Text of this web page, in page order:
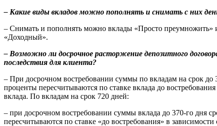
– Какие виды вкладов можно пополнять и снимать с них
– Снимать и пополнять можно вклады «Просто преумножить»
«Доходный».
– Возможно ли досрочное расторжение депозитного
последствия для клиента?
– При досрочном востребовании суммы по вкладам на срок до
проценты пересчитываются по ставке вклада до
вклада. По вкладам на срок 720 дней:
– при досрочном востребовании суммы вклада до 370-го дня
пересчитываются по ставке «до востребования» в